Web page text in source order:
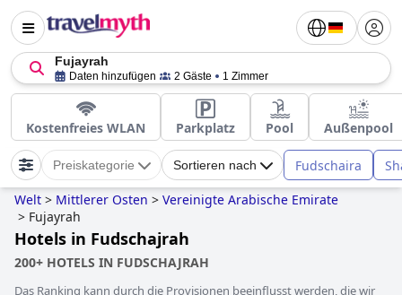
Fujayrah
Daten hinzufügen 2 Gäste 1 Zimmer
Kostenfreies WLAN Parkplatz Pool Außenpool
Preiskategorie Sortieren nach Fudschaira
Welt > Mittlerer Osten > Vereinigte Arabische Emirate
> Fujayrah
Hotels in Fudschajrah
200+ HOTELS IN FUDSCHAJRAH
Das Ranking kann durch die Provisionen beeinflusst werden, die wir